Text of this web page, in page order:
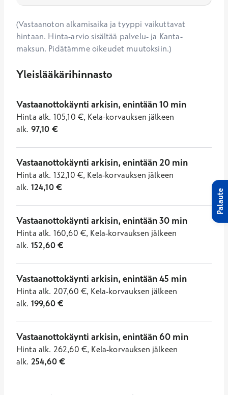
(Vastaanoton alkamisaika ja tyyppi vaikuttavat
hintaan. Hinta-arvio sisältää palvelu- ja Kanta-
maksun. Pidätämme oikeudet muutoksiin.)
Yleislääkärihinnasto
Vastaanottokäynti arkisin, enintään 10 min
Hinta alk. 105,10 €, Kela-korvauksen jälkeen
alk. 97,10 €
Vastaanottokäynti arkisin, enintään 20 min
Hinta alk. 132,10 €, Kela-korvauksen jälkeen
alk. 124,10€
Vastaanottokäynti arkisin, enintään 30 min
Hinta alk. 160,60 €, Kela-korvauksen jälkeen
alk. 152,60€
Vastaanottokäynti arkisin, enintään 45 min
Hinta alk. 207,60 €, Kela-korvauksen jälkeen
alk. 199,60€
Vastaanottokäynti arkisin, enintään 60 min
Hinta alk. 262,60 €, Kela-korvauksen jälkeen
alk. 254,60€
Palaute